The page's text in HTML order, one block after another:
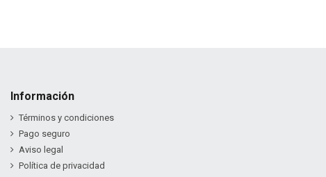
Información
Términos y condiciones
Pago seguro
Aviso legal
Política de privacidad